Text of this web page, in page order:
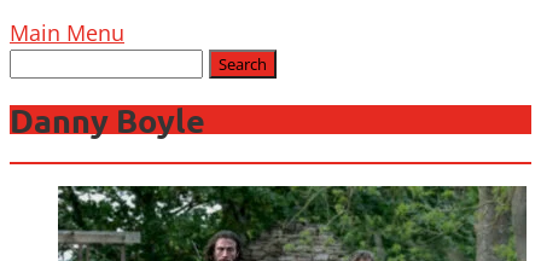
Main Menu
Danny Boyle